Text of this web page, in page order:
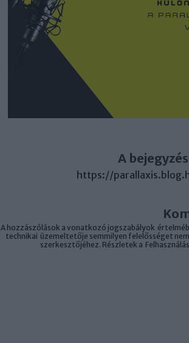
A
https://
A hozzászólások a vonatkozó jogszabályok
technikai üzemeltetője semmilyen felelősséget
szerkesztőjéhez. Részletek a